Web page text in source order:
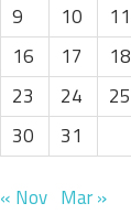
9
10 11
16
17 18
23
24 25
30
31
« Nov Mar »